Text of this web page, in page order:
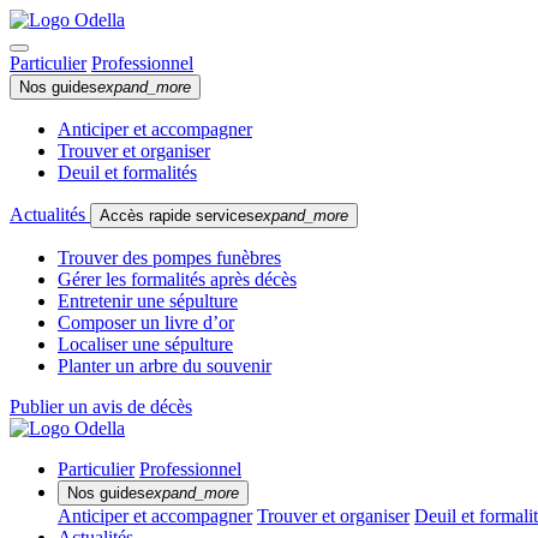
Particulier Professionnel
Nos guidesexpand_more
Anticiper et accompagner
Trouver et organiser
Deuil et formalités
Actualités Accès rapide servicesexpand_more
Trouver des pompes funèbres
Gérer les formalités après décès
Entretenir une sépulture
Composer un livre d’or
Localiser une sépulture
Planter un arbre du souvenir
Publier un avis de décès
Particulier Professionnel
Nos guidesexpand_more
Anticiper et accompagner Trouver et organiser Deuil et